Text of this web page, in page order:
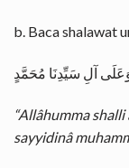
b. Baca shalawat
آلِ سَيِّدِنَا مُحَمَّدٍ
“Allâhumma
sayyidinâ